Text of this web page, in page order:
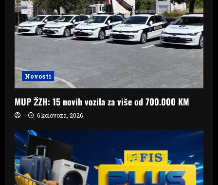
Novosti
MUP ŽZH: 15 novih vozila za više od 700.000 KM
6 kolovoza, 2026